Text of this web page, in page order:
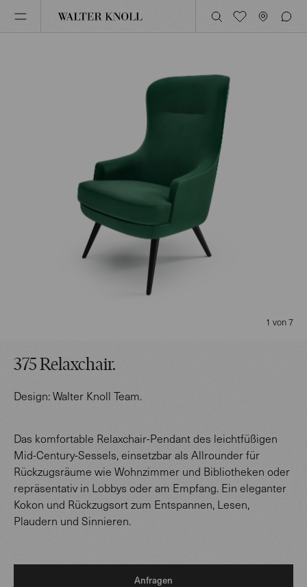
375 Relaxchair.
Design:Walter Knoll Team.
Das komfortable Relaxchair-Pendant des leichtfüßigen
Mid-Century-Sessels, einsetzbar als Allrounder für
Rückzugsräume wie Wohnzimmer und Bibliotheken oder
repräsentativ in Lobbys oder am Empfang. Ein eleganter
Kokon und Rückzugsort zum Entspannen, Lesen,
Plaudern und Sinnieren.
Anfragen
1 von 7